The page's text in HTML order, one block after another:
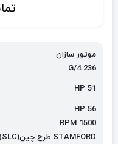
موتور سازان
236 G
/4
HP 51
HP 56
RPM 1500
STAMFORD طرح چین(SLC
)